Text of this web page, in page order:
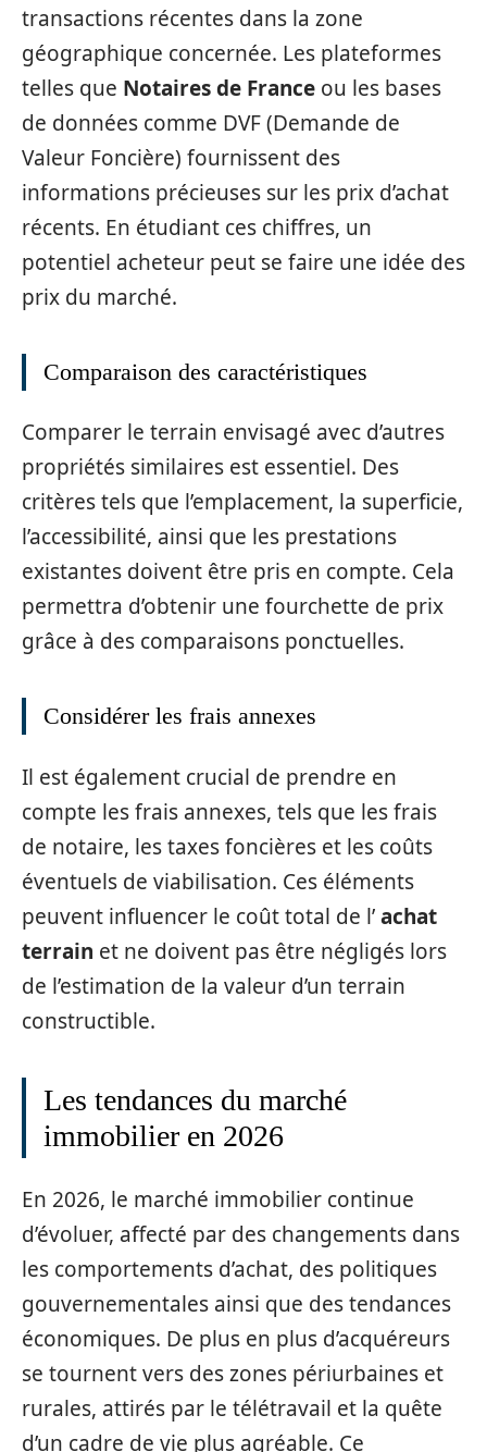
transactions récentes dans la zone
géographique concernée. Les plateformes
telles que Notaires de France ou les bases
de données comme DVF (Demande de
Valeur Foncière) fournissent des
informations précieuses sur les prix d’achat
récents. En étudiant ces chiffres, un
potentiel acheteur peut se faire une idée des
prix du marché.
Comparaison des caractéristiques
Comparer le terrain envisagé avec d’autres
propriétés similaires est essentiel. Des
critères tels que l’emplacement, la superficie,
l’accessibilité, ainsi que les prestations
existantes doivent être pris en compte. Cela
permettra d’obtenir une fourchette de prix
grâce à des comparaisons ponctuelles.
Considérer les frais annexes
Il est également crucial de prendre en
compte les frais annexes, tels que les frais
de notaire, les taxes foncières et les coûts
éventuels de viabilisation. Ces éléments
peuvent influencer le coût total de l’achat
terrain et ne doivent pas être négligés lors
de l’estimation de la valeur d’un terrain
constructible.
Les tendances du marché
immobilier en 2026
En 2026, le marché immobilier continue
d’évoluer, affecté par des changements dans
les comportements d’achat, des politiques
gouvernementales ainsi que des tendances
économiques. De plus en plus d’acquéreurs
se tournent vers des zones périurbaines et
rurales, attirés par le télétravail et la quête
d’un cadre de vie plus agréable. Ce